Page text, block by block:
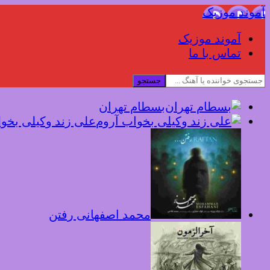
آموند موزیک
آموند موزیک
تماس با ما
جستجو
بسطام تهران
علی زند وکیلی
محمد اصفهانی رفتن